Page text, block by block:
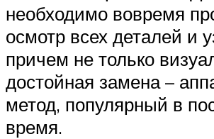
необходимо вовремя
осмотр всех деталей и
причем не только
достойная замена –
метод, популярный в
время.